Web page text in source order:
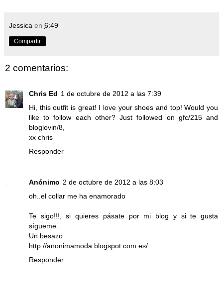
Jessica en 6:49
Compartir
2 comentarios:
Chris Ed 1 de octubre de 2012 a las 7:39
Hi, this outfit is great! I love your shoes and top! Would you
like to follow each other? Just followed on gfc/215 and
bloglovin/8,
xx chris
Responder
Anónimo 2 de octubre de 2012 a las 8:03
oh..el collar me ha enamorado
Te sigo!!!, si quieres pásate por mi blog y si te gusta
sígueme.
Un besazo
http://anonimamoda.blogspot.com.es/
Responder